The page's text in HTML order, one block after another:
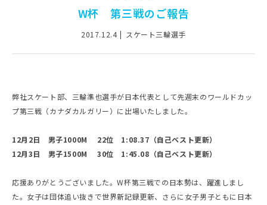
W杯 第三戦のご報告
2017.12.4 スケート三輪選手
弊社スケート部、三輪準也選手が日本代表として先週末のワールドカッ
プ第三戦（カナダカルガリー）に出場いたしました。
12月2日 男子1000M 22位 1:08.37（自己ベスト更新）
12月3日 男子1500M 30位 1:45.08（自己ベスト更新）
応援ありがとうございました。W杯第三戦での日本勢は、躍進しまし
た。女子は団体追い抜きで世界新記録更新、さらに女子男子ともに日本